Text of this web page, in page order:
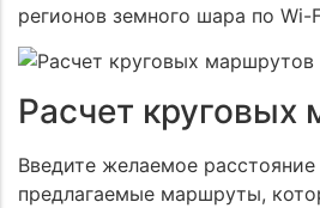
регионов земного шара по Wi-
Расчет круговых
Введите желаемое расстояние
предлагаемые маршруты,